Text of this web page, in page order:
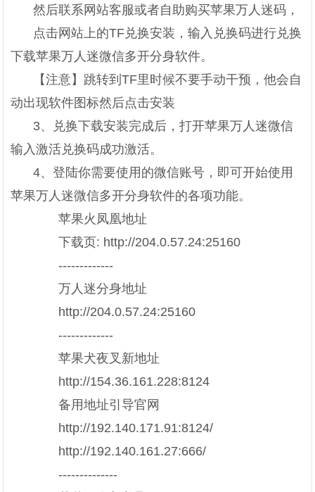
然后联系网站客服或者自助购买苹果万人迷码，
点击网站上的TF兑换安装，输入兑换码进行兑换
下载苹果万人迷微信多开分身软件。
【注意】跳转到TF里时候不要手动干预，他会自
动出现软件图标然后点击安装
3、兑换下载安装完成后，打开苹果万人迷微信
输入激活兑换码成功激活。
4、登陆你需要使用的微信账号，即可开始使用
苹果万人迷微信多开分身软件的各项功能。
苹果火凤凰地址
下载页: http://204.0.57.24:25160
-------------
万人迷分身地址
http://204.0.57.24:25160
-------------
苹果犬夜叉新地址
http://154.36.161.228:8124
备用地址引导官网
http://192.140.171.91:8124/
http://192.140.161.27:666/
--------------